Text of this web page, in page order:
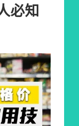
必知